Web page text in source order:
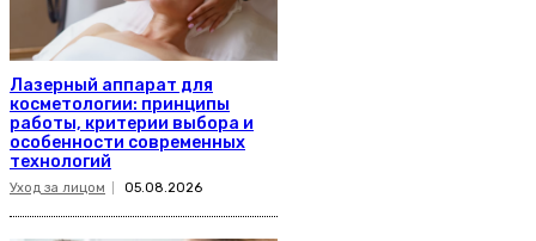
Лазерный аппарат для
косметологии: принципы
работы, критерии выбора и
особенности современных
технологий
Уход за лицом 05.08.2026